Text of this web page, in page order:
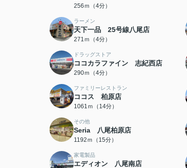
256ｍ（4分）
ラーメン
天下一品 25号線八尾店
271ｍ（4分）
ドラッグストア
ココカラファイン 志紀西店
290ｍ（4分）
ファミリーレストラン
ココス 柏原店
1061ｍ（14分）
その他
Seria 八尾柏原店
1192ｍ（15分）
家電製品
エディオン 八尾南店